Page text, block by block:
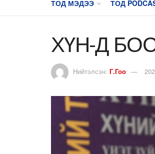
ТОД МЭДЭЭ ТОД
ХҮН-Д
Нийтэлсэн: Г.Гоо